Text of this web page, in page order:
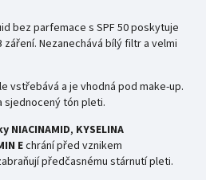
bez parfemace s SPF 50 poskytuje
záření. Nezanechává bílý filtr a velmi
vstřebává a je vhodná pod make-up.
sjednocený tón pleti.
, KYSELINA
Echrání před vznikem
předčasnému stárnutí pleti.